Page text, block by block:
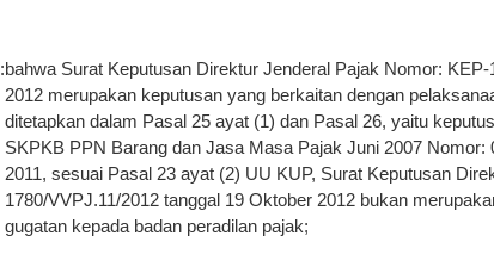
:bahwa Surat Keputusan Direktur Jenderal Pajak Nomor:
2012 merupakan keputusan yang berkaitan dengan
ditetapkan dalam Pasal 25 ayat (1) dan Pasal 26, yaitu
SKPKB PPN Barang dan Jasa Masa Pajak Juni 2007 Nomor:
2011, sesuai Pasal 23 ayat (2) UU KUP, Surat Keputusan
1780/VVPJ.11/2012 tanggal 19 Oktober 2012 bukan
gugatan kepada badan peradilan pajak;